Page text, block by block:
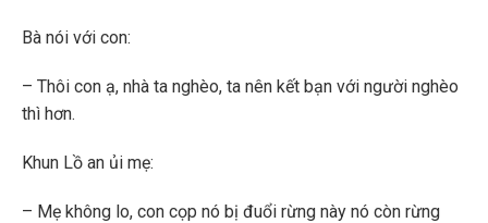
Bà nói với con:
– Thôi con ạ, nhà ta nghèo, ta nên kết bạn với người nghèo
thì hơn.
Khun Lồ an ủi mẹ:
– Mẹ không lo, con cọp nó bị đuổi rừng này nó còn rừng